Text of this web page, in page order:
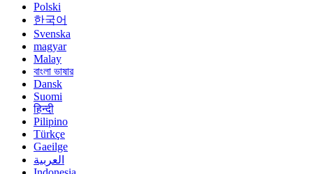
Polski
한국어
Svenska
magyar
Malay
বাংলা ভাষার
Dansk
Suomi
हिन्दी
Pilipino
Türkçe
Gaeilge
العربية